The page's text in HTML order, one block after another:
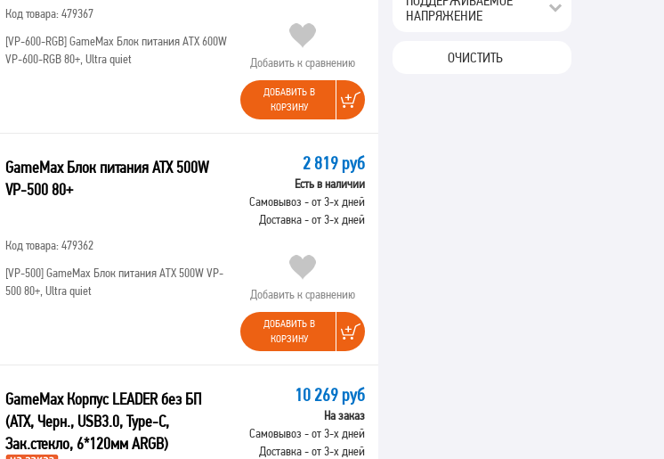
НАПРЯЖЕНИЕ
ОЧИСТИТЬ
Код товара: 479367
[VP-600-RGB]GameMax Блок питания ATX 600W
VP-600-RGB 80+, Ultra quiet
Добавить к сравнению
ДОБАВИТЬ В
КОРЗИНУ
GameMax Блок питания ATX 500W
VP-500 80+
Код товара: 479362
[VP-500]GameMax Блок питания ATX 500W VP-
500 80+, Ultra quiet
2 819 руб
Есть в наличии
Самовывоз - от 3-х дней
Доставка - от 3-х дней
Добавить к сравнению
ДОБАВИТЬ В
КОРЗИНУ
GameMax Корпус LEADER без БП
(ATX, Черн., USB3.0, Type-C,
Зак.стекло, 6*120мм ARGB)
10 269 руб
На заказ
Самовывоз - от 3-х дней
Доставка - от 3-х дней